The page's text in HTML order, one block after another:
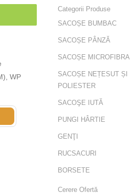
WP
Categorii Produse
SACOȘE BUMBAC
SACOȘE PÂNZĂ
SACOȘE MICROFIBRA
SACOȘE NEȚESUT ȘI
POLIESTER
SACOŞE IUTĂ
PUNGI HÂRTIE
GENŢI
RUCSACURI
BORSETE
Cerere Ofertă